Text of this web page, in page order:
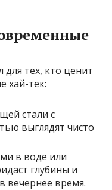
тех, кто ценит
хай-тек:
стали с
выглядят чисто
в воде или
глубины и
вечернее время.